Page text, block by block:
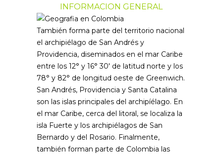
INFORMACION GENERAL
También forma parte del territorio nacional
el archipiélago de San Andrés y
Providencia, diseminados en el mar Caribe
entre los 12° y 16° 30′ de latitud norte y los
78° y 82° de longitud oeste de Greenwich.
San Andrés, Providencia y Santa Catalina
son las islas principales del archipíélago. En
el mar Caribe, cerca del litoral, se localiza la
isla Fuerte y los archipiélagos de San
Bernardo y del Rosario. Finalmente,
también forman parte de Colombia las